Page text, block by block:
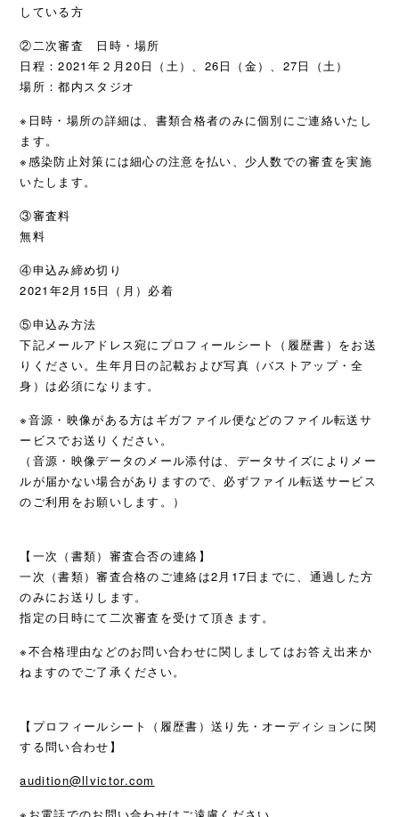
している方
②二次審査 日時・場所
日程：2021年２月20日（土）、26日（金）、27日（土）
場所：都内スタジオ
※日時・場所の詳細は、書類合格者のみに個別にご連絡いたし
ます。
※感染防止対策には細心の注意を払い、少人数での審査を実施
いたします。
③審査料
無料
④申込み締め切り
2021年2月15日（月）必着
⑤申込み方法
下記メールアドレス宛にプロフィールシート（履歴書）をお送
りください。生年月日の記載および写真（バストアップ・全
身）は必須になります。
※音源・映像がある方はギガファイル便などのファイル転送サ
ービスでお送りください。
（音源・映像データのメール添付は、データサイズによりメー
ルが届かない場合がありますので、必ずファイル転送サービス
のご利用をお願いします。）
【一次（書類）審査合否の連絡】
一次（書類）審査合格のご連絡は2月17日までに、通過した方
のみにお送りします。
指定の日時にて二次審査を受けて頂きます。
※不合格理由などのお問い合わせに関しましてはお答え出来か
ねますのでご了承ください。
【プロフィールシート（履歴書）送り先・オーディションに関
する問い合わせ】
audition@llvictor.com